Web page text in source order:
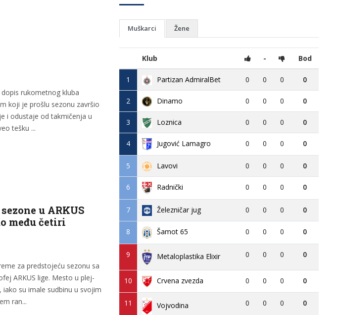
rukometnog kluba
koji je prošlu sezonu završio
i odustaje od takmičenja u
tešku ...
u ARKUS
među četiri
za predstojeću sezonu sa
ARKUS lige. Mesto u plej-
su imale sudbinu u svojim
ran...
Muškarci Žene
Klub - Bod
1 Partizan AdmiralBet 0 0 0 0
2 Dinamo 0 0 0 0
3 Loznica 0 0 0 0
4 Jugović Lamagro 0 0 0 0
5 Lavovi 0 0 0 0
6 Radnički 0 0 0 0
7 Železničar jug 0 0 0 0
8 Šamot 65 0 0 0 0
9 Metaloplastika Elixir 0 0 0 0
10 Crvena zvezda 0 0 0 0
11 Vojvodina 0 0 0 0